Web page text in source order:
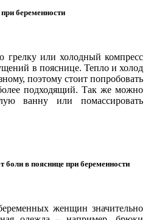
беременности
грелку или холодный компресс
в пояснице. Тепло и холод
поэтому стоит попробовать
подходящий. Так же можно
ванну или помассировать
в пояснице при беременности
женщин значительно